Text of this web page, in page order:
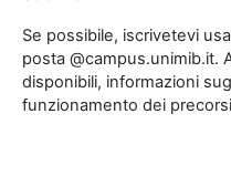
Se possibile, iscrivetevi
posta @campus.unimib.it.
disponibili, informazioni
funzionamento dei